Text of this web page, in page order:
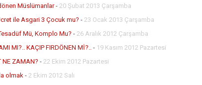
Müslümanlar- 20 Şubat 2013 Çarşamba
ile Asgari 3 Çocuk mu? - 23 Ocak 2013 Çarşamba
Mü, Komplo Mu? - 26 Aralık 2012 Çarşamba
MI?.. KAÇIP FIRDÖNEN Mİ?.. - 19 Kasım 2012 Pazartesi
NE ZAMAN? - 22 Ekim 2012 Pazartesi
olmak- 2 Ekim 2012 Salı